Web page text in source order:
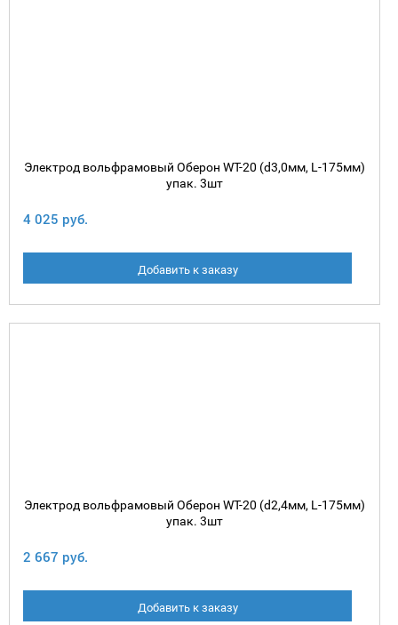
Электрод вольфрамовый Оберон WT-20 (d3,0мм, L-175мм)
упак. 3шт
4 025 руб.
Добавить к заказу
Электрод вольфрамовый Оберон WT-20 (d2,4мм, L-175мм)
упак. 3шт
2 667 руб.
Добавить к заказу